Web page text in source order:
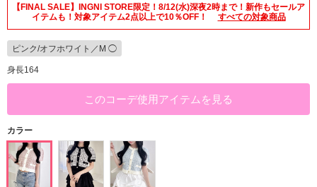
【FINAL SALE】INGNI STORE限定！8/12(水)深夜2時まで！新作もセールア
イテムも！対象アイテム2点以上で10％OFF！
すべての対象商品
ピンク/オフホワイト／M ◯
身長164
このコーデ使用アイテムを見る
カラー